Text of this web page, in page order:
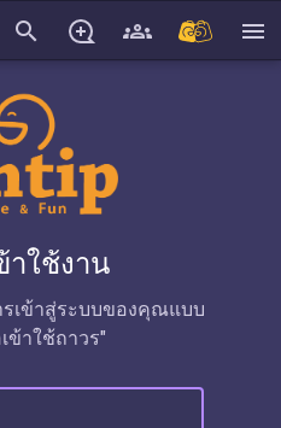
search menu
าใช้งาน
เข้าสู่ระบบของคุณแบบ
ข้าใช้ถาวร"